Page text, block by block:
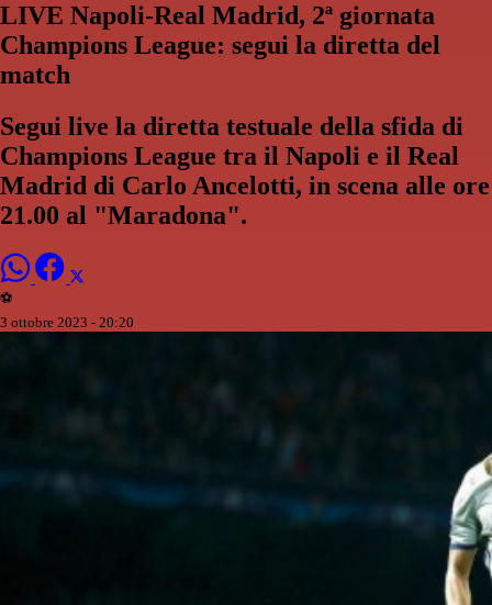
LIVE Napoli-Real Madrid, 2ª giornata
Champions League: segui la diretta del
match
Segui live la diretta testuale della sfida di
Champions League tra il Napoli e il Real
Madrid di Carlo Ancelotti, in scena alle ore
21.00 al "Maradona".
⚽️
3 ottobre 2023 - 20:20